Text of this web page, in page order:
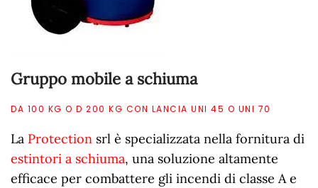
Gruppo mobile a schiuma
DA 100 KG O D 200 KG CON LANCIA UNI 45 O UNI 70
La Protection srl è specializzata nella fornitura di
estintori a schiuma, una soluzione altamente
efficace per combattere gli incendi di classe A e